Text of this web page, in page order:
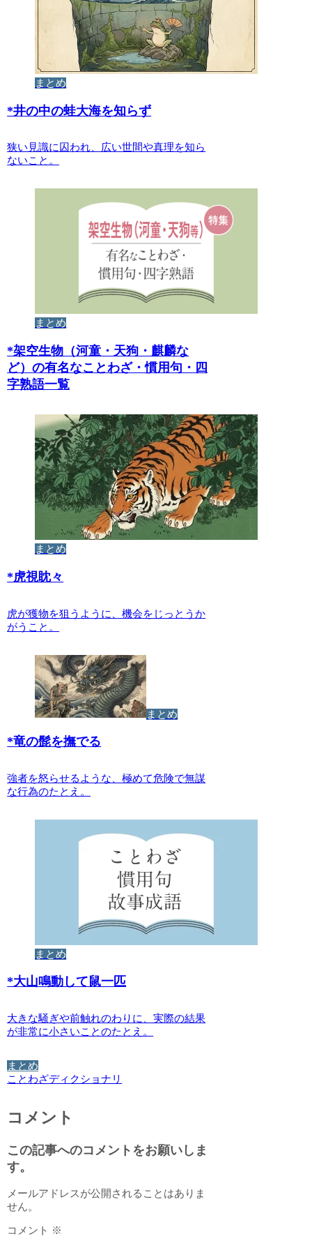
まとめ
*井の中の蛙大海を知らず
狭い見識に囚われ、広い世間や真理を知ら
ないこと。
まとめ
*架空生物（河童・天狗・麒麟な
ど）の有名なことわざ・慣用句・四
字熟語一覧
まとめ
*虎視眈々
虎が獲物を狙うように、機会をじっとうか
がうこと。
まとめ
*竜の髭を撫でる
強者を怒らせるような、極めて危険で無謀
な行為のたとえ。
まとめ
*大山鳴動して鼠一匹
大きな騒ぎや前触れのわりに、実際の結果
が非常に小さいことのたとえ。
まとめ
ことわざディクショナリ
コメント
この記事へのコメントをお願いしま
す。
メールアドレスが公開されることはありま
せん。
コメント ※